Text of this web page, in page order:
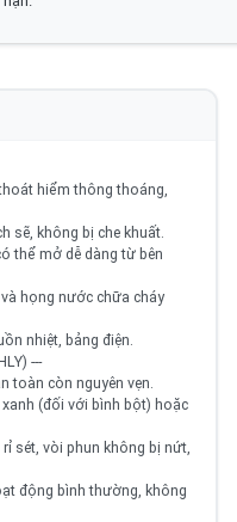
hiểm thông thoáng,
sẽ, không bị che khuất.
thể mở dễ dàng từ bên
họng nước chữa cháy
nhiệt, bảng điện.
---
toàn còn nguyên vẹn.
(đối với bình bột) hoặc
sét, vòi phun không bị nứt,
động bình thường, không